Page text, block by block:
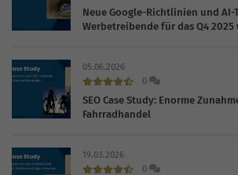
Neue Google-Richtlinien und AI-
Werbetreibende für das Q4 2025
05.06.2026
0
SEO Case Study: Enorme
Fahrradhandel
19.03.2026
0